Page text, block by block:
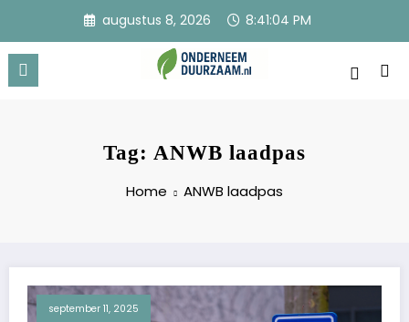
de
augustus 8, 2026 8:41:05 PM
Tag: ANWB laadpas
Home ANWB laadpas
september 11, 2025